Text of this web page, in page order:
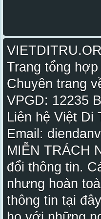
Trang tổng
Chuyên trang
VPGD: 12235
Liên hệ Việt Di
Email:
MIỄN TRÁCH
đổi thông tin.
nhưng hoàn
thông tin tại